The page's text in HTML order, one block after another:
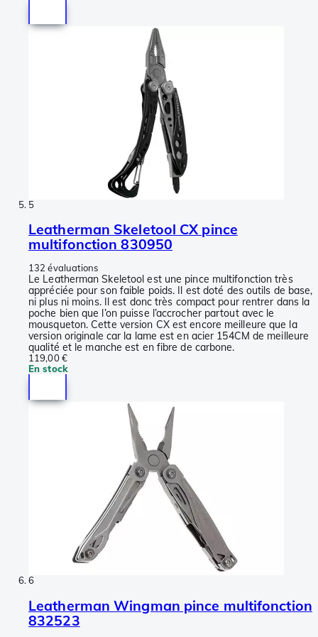
5
Leatherman Skeletool CX pince
multifonction 830950
132 évaluations
Le Leatherman Skeletool est une pince multifonction très
appréciée pour son faible poids. Il est doté des outils de base,
ni plus ni moins. Il est donc très compact pour rentrer dans la
poche bien que l’on puisse l’accrocher partout avec le
mousqueton. Cette version CX est encore meilleure que la
version originale car la lame est en acier 154CM de meilleure
qualité et le manche est en fibre de carbone.
119,00 €
En stock
6
Leatherman Wingman pince multifonction
832523